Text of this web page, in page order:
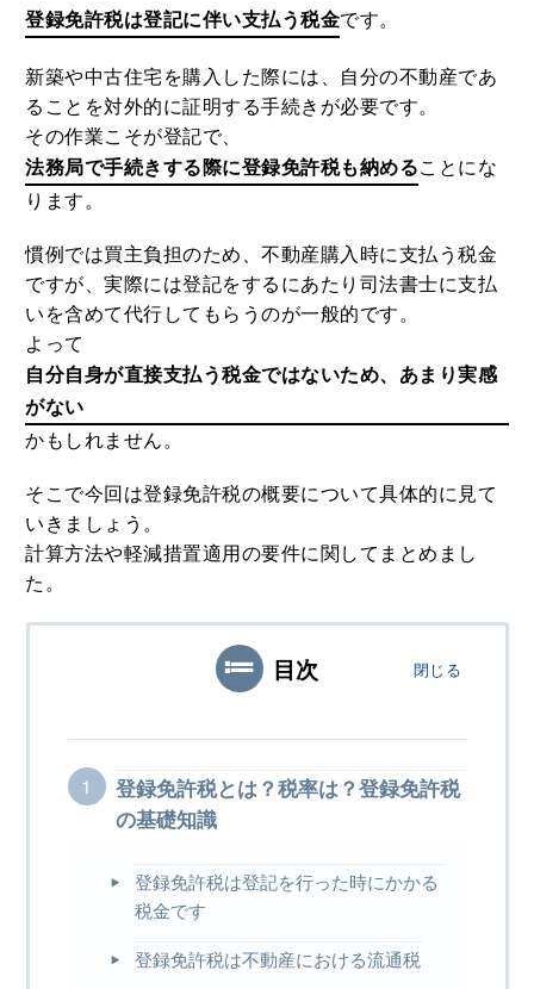
ここ1ヶ月の人気記事
1
家や庭が広いメリット・デメリットと
固定資産税を減らすための活用方法
2020.10.01
土地や建物の不動産を学校法人に個人
が売却した時の税金特例とポイント
2020.09.23
3
MEホールディングスの評判！不動産売
4
は？噂や口コミから知る満足度合
住宅ローンの融資額を増額したい場合
は？対応方法と注意点をまとめました
登録免許税は登記に伴い支払う税金です。
新築や中古住宅を購入した際には、自分の不動産であ
ることを対外的に証明する手続きが必要です。
その作業こそが登記で、
法務局で手続きする際に登録免許税も納めることにな
ります。
慣例では買主負担のため、不動産購入時に支払う税金
ですが、実際には登記をするにあたり司法書士に支払
いを含めて代行してもらうのが一般的です。
よって
自分自身が直接支払う税金ではないため、あまり実感
がない
かもしれません。
そこで今回は登録免許税の概要について具体的に見て
いきましょう。
計算方法や軽減措置適用の要件に関してまとめまし
た。
目次 閉じる
登録免許税とは？税率は？登録免許税
の基礎知識
登録免許税は登記を行った時にかかる
税金です
登録免許税は不動産における流通税